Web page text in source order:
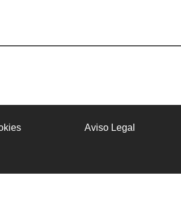
Aviso Legal